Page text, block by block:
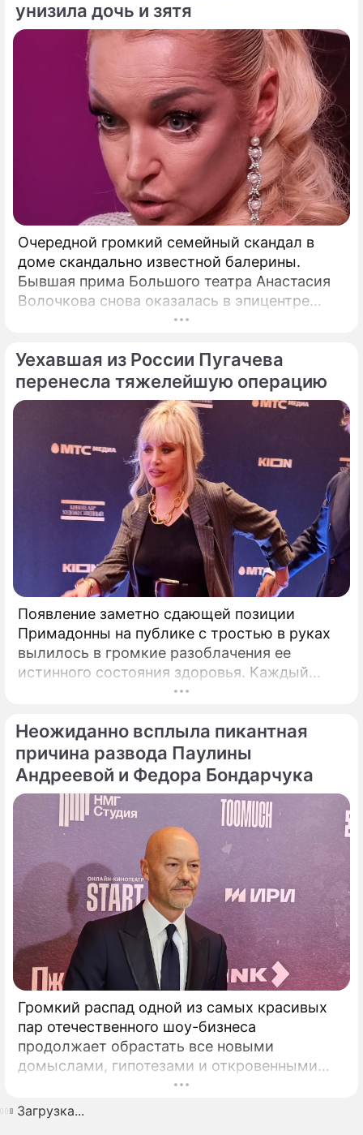
унизила дочь и зятя
Очередной громкий семейный скандал в
доме скандально известной балерины.
Бывшая прима Большого театра Анастасия
Волочкова снова оказалась в эпицентре
громкого разбора полетов, который на этот
Уехавшая из России Пугачева
перенесла тяжелейшую операцию
Появление заметно сдающей позиции
Примадонны на публике с тростью в руках
вылилось в громкие разоблачения ее
истинного состояния здоровья. Каждый
выход некогда главной певицы страны в
под микроскопом.
Неожиданно всплыла пикантная
причина развода Паулины
Андреевой и Федора Бондарчука
Громкий распад одной из самых красивых
пар отечественного шоу-бизнеса
продолжает обрастать все новыми
домыслами, гипотезами и откровенными
сплетнями. Когда Федор Бондарчук и его
молодая муза Паулина Андреева
официально расторгли брак,
Загрузка...